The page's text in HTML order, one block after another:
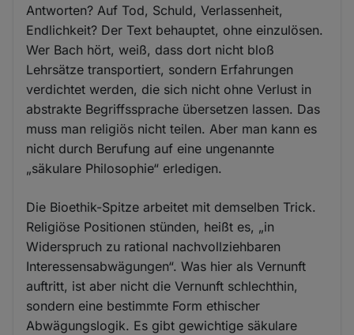
Antworten? Auf Tod, Schuld, Verlassenheit,
Endlichkeit? Der Text behauptet, ohne einzulösen.
Wer Bach hört, weiß, dass dort nicht bloß
Lehrsätze transportiert, sondern Erfahrungen
verdichtet werden, die sich nicht ohne Verlust in
abstrakte Begriffssprache übersetzen lassen. Das
muss man religiös nicht teilen. Aber man kann es
nicht durch Berufung auf eine ungenannte
„säkulare Philosophie“ erledigen.
Die Bioethik-Spitze arbeitet mit demselben Trick.
Religiöse Positionen stünden, heißt es, „in
Widerspruch zu rational nachvollziehbaren
Interessensabwägungen“. Was hier als Vernunft
auftritt, ist aber nicht die Vernunft schlechthin,
sondern eine bestimmte Form ethischer
Abwägungslogik. Es gibt gewichtige säkulare